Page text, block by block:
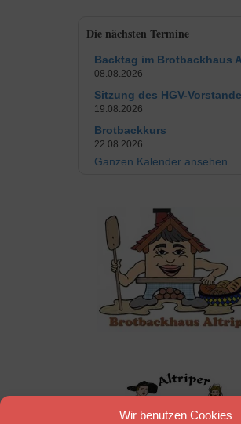
Wir benutzen Cookies
Die nächsten Termine
Backtag im Brotbackhaus
08.08.2026
Sitzung des HGV-
19.08.2026
Brotbackkurs
22.08.2026
Ganzen Kalender ansehen